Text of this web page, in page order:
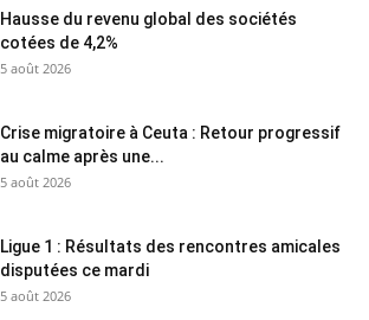
Hausse du revenu global des sociétés
cotées de 4,2%
5 août 2026
Crise migratoire à Ceuta : Retour progressif
au calme après une...
5 août 2026
Ligue 1 : Résultats des rencontres amicales
disputées ce mardi
5 août 2026